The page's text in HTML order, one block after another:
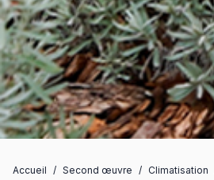
Accueil / Second œuvre / Climatisation